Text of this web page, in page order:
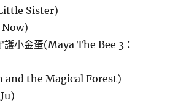
Sister)
Now)
護小金蛋(Maya The Bee 3：
and the Magical Forest)